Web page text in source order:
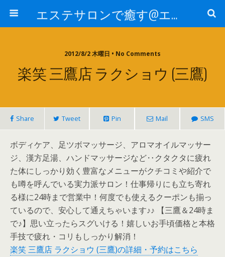
エステサロンで癒す@エステ～全国エステ情報
2012/8/2 木曜日 • No Comments
楽笑 三鷹店 ラクショウ (三鷹)
Share Tweet Pin Mail SMS
ボディケア、足ツボマッサージ、アロマオイルマッサー
ジ、漢方足湯、ハンドマッサージなど‥クタクタに疲れ
た体にしっかり効く豊富なメニューがクチコミや紹介で
も噂を呼んでいる実力派サロン！仕事帰りにも立ち寄れ
る様に24時まで営業中！何度でも使えるクーポンも揃っ
ているので、安心して通えちゃいます♪♪ 【三鷹＆24時ま
で♪】思い立ったらスグいける！嬉しいお手頃価格と本格
手技で疲れ・コリもしっかり解消！
楽笑 三鷹店 ラクショウ (三鷹)の詳細・予約はこちら